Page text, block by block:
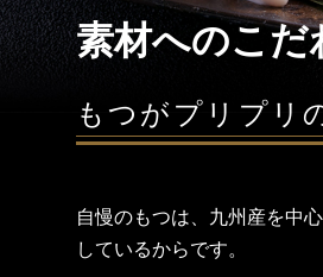
素材へのこだ
もつがプリプリ
自慢のもつは、九州産を中
しているからです。